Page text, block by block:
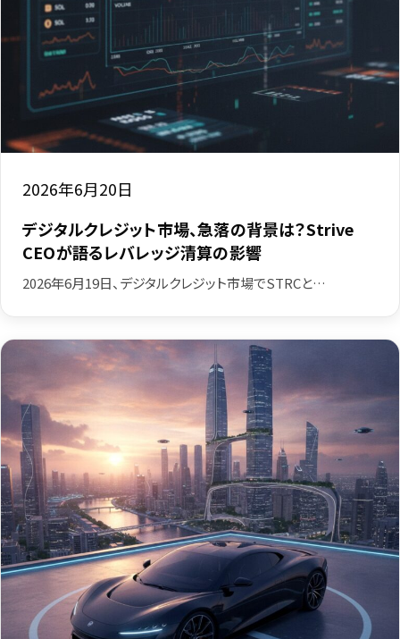
2026年6月20日
デジタルクレジット市場、急落の背景は？Strive
CEOが語るレバレッジ清算の影響
2026年6月19日、デジタルクレジット市場でSTRCと…